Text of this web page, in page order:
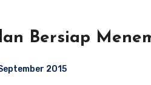
Bersiap
2015